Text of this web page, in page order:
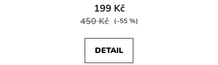
199 Kč
450 Kč (–55 %)
DETAIL